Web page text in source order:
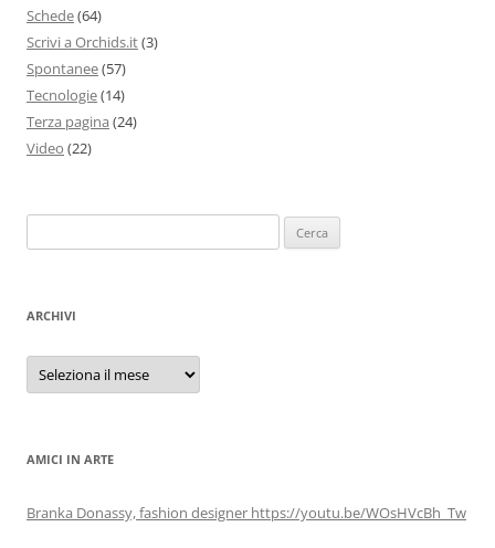
Schede(64)
Scrivi a Orchids.it(3)
Spontanee(57)
Tecnologie(14)
Terza pagina (24)
Video (22)
per:
ARCHIVI
Archivi
AMICI IN ARTE
Branka Donassy, fashion designer https://youtu.be/WOsHVcBh_Tw